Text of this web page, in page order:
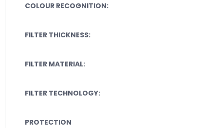
COLOUR RECOGNITION:
FILTER THICKNESS:
FILTER MATERIAL:
FILTER TECHNOLOGY:
PROTECTION